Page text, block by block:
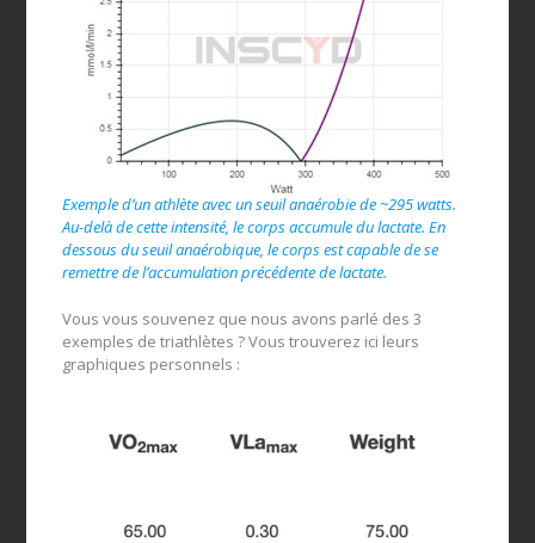
Exemple d’un athlète avec un seuil anaérobie de ~295 watts.
Au-delà de cette intensité, le corps accumule du lactate. En
dessous du seuil anaérobique, le corps est capable de se
remettre de l’accumulation précédente de lactate.
Vous vous souvenez que nous avons parlé des 3
exemples de triathlètes ? Vous trouverez ici leurs
graphiques personnels :